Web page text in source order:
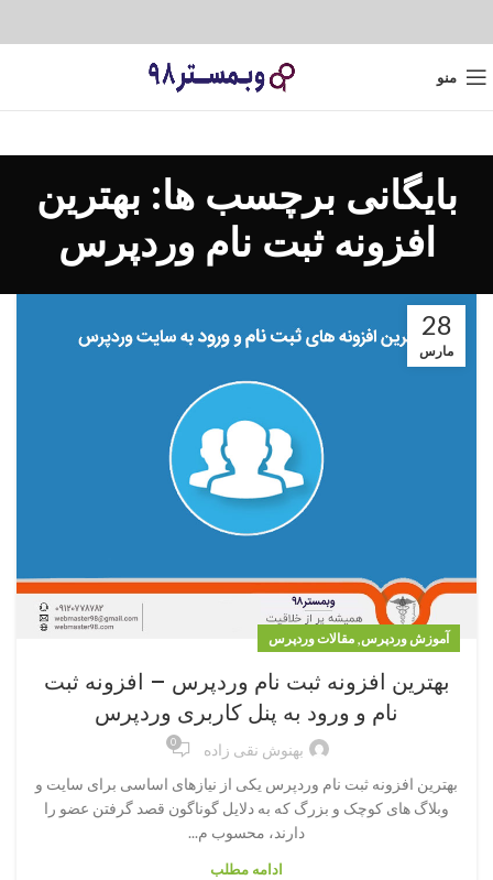
منو
بایگانی برچسب ها: بهترین
افزونه ثبت نام وردپرس
28
مارس
آموزش وردپرس, مقالات وردپرس
بهترین افزونه ثبت نام وردپرس – افزونه ثبت
نام و ورود به پنل کاربری وردپرس
بهنوش نقی زاده 0
بهترین افزونه ثبت نام وردپرس یکی از نیازهای اساسی برای سایت و
وبلاگ های کوچک و بزرگ که به دلایل گوناگون قصد گرفتن عضو را
دارند، محسوب م...
ادامه مطلب